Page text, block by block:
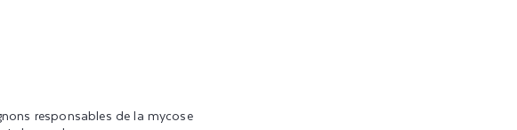
responsables de la mycose